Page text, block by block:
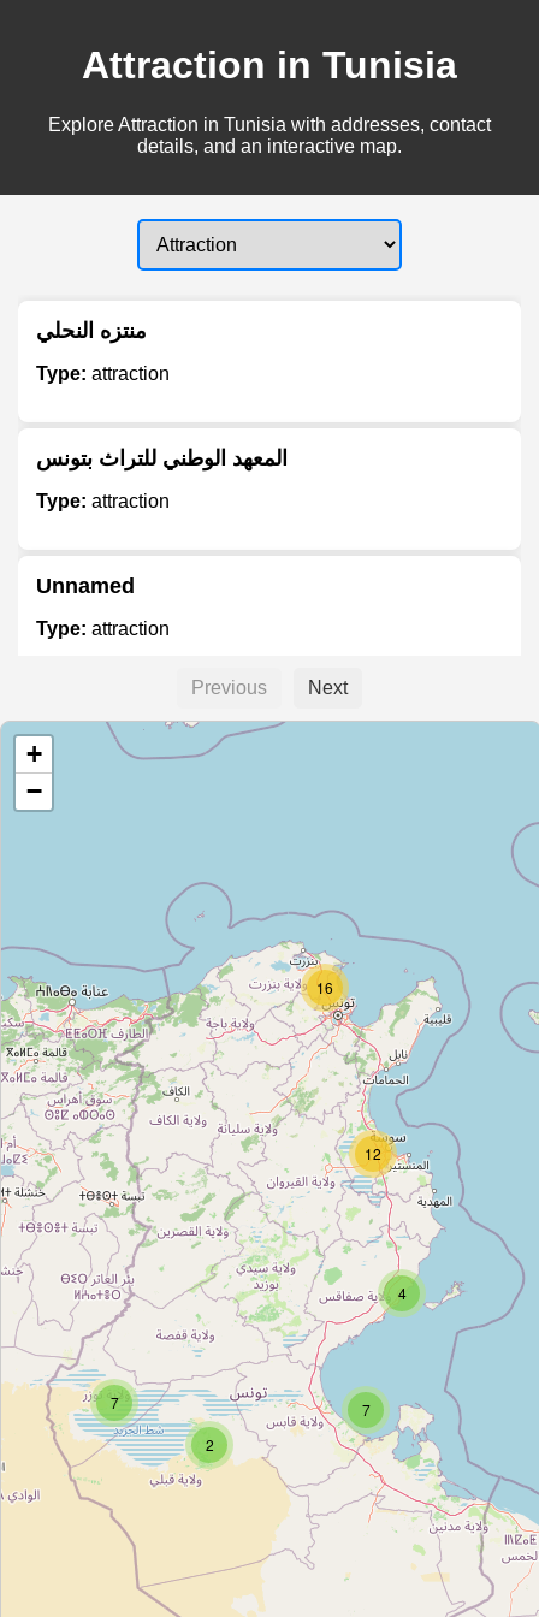
Attraction in Tunisia
Explore Attraction in Tunisia with addresses, contact
details, and an interactive map.
منتزه النحلي
Type: attraction
المعهد الوطني للتراث بتونس
Type: attraction
Unnamed
Type: attraction
Type: attraction
حمام الحلفاوين
Type:attraction
Unnamed
Type:attraction
Проспект Хабиба Бургибы
attraction
سوق العطارين
Type:attraction
Immeuble Errahma
attraction
Previous Next
2
7 7
12
4
16
+
−